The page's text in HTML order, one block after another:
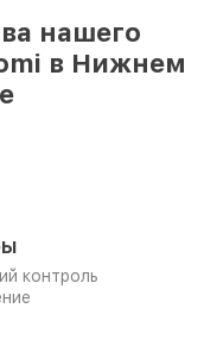
нашего
в Нижнем
контроль